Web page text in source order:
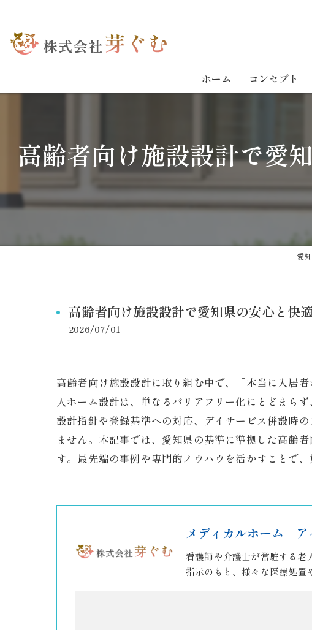
ホーム コンセプト
高齢者向け施設設計で愛
愛
高齢者向け施設設計で愛知県の安心と快
2026/07/01
高齢者向け施設設計に取り組む中で、「本当に入居
人ホーム設計は、単なるバリアフリー化にとどまら
設計指針や登録基準への対応、デイサービス併設時
ません。本記事では、愛知県の基準に準拠した高齢
す。最先端の事例や専門的ノウハウを活かすことで
メディカルホーム ア
看護師や介護士が常駐する老
指示のもと、様々な医療処置